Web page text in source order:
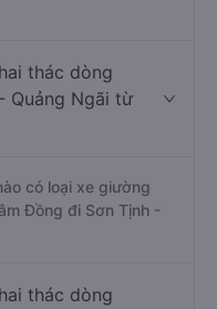
thác dòng
Quảng Ngãi từ
có loại xe giường
Đồng đi Sơn Tịnh -
thác dòng